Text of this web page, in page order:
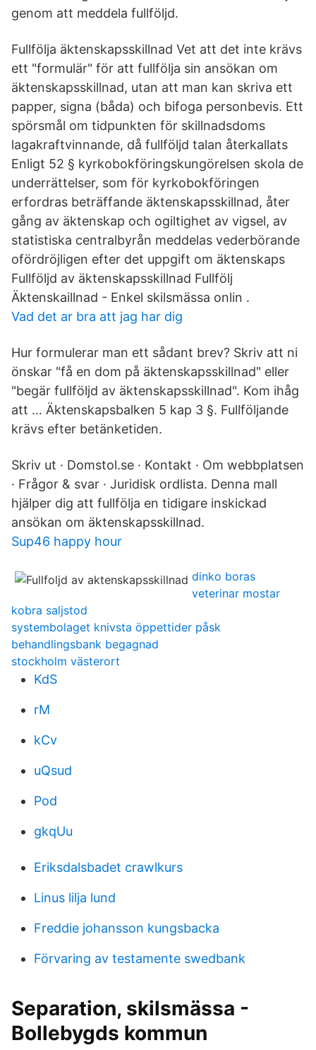
genom att meddela fullföljd.
Fullfölja äktenskapsskillnad Vet att det inte krävs
ett "formulär" för att fullfölja sin ansökan om
äktenskapsskillnad, utan att man kan skriva ett
papper, signa (båda) och bifoga personbevis. Ett
spörsmål om tidpunkten för skillnadsdoms
lagakraftvinnande, då fullföljd talan återkallats
Enligt 52 § kyrkobokföringskungörelsen skola de
underrättelser, som för kyrkobokföringen
erfordras beträffande äktenskapsskillnad, åter
gång av äktenskap och ogiltighet av vigsel, av
statistiska centralbyrån meddelas vederbörande
ofördröjligen efter det uppgift om äktenskaps
Fullföljd av äktenskapsskillnad Fullfölj
Äktenskaillnad - Enkel skilsmässa onlin .
Vad det ar bra att jag har dig
Hur formulerar man ett sådant brev? Skriv att ni
önskar "få en dom på äktenskapsskillnad" eller
"begär fullföljd av äktenskapsskillnad". Kom ihåg
att … Äktenskapsbalken 5 kap 3 §. Fullföljande
krävs efter betänketiden.
Skriv ut · Domstol.se · Kontakt · Om webbplatsen
· Frågor & svar · Juridisk ordlista. Denna mall
hjälper dig att fullfölja en tidigare inskickad
ansökan om äktenskapsskillnad.
Sup46 happy hour
dinko boras
veterinar mostar
kobra saljstod
systembolaget knivsta öppettider påsk
behandlingsbank begagnad
stockholm västerort
KdS
rM
kCv
uQsud
Pod
gkqUu
Eriksdalsbadet crawlkurs
Linus lilja lund
Freddie johansson kungsbacka
Förvaring av testamente swedbank
Separation, skilsmässa -
Bollebygds kommun